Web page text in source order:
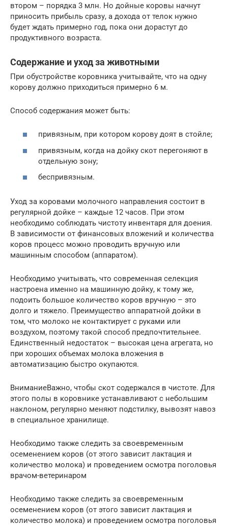
втором – порядка 3 млн. Но дойные коровы начнут
приносить прибыль сразу, а дохода от телок нужно
будет ждать примерно год, пока они дорастут до
продуктивного возраста.
Содержание и уход за животными
При обустройстве коровника учитывайте, что на одну
корову должно приходиться примерно 6 м.
Способ содержания может быть:
привязным, при котором корову доят в стойле;
привязным, когда на дойку скот перегоняют в
отдельную зону;
беспривязным.
Уход за коровами молочного направления состоит в
регулярной дойке – каждые 12 часов. При этом
необходимо соблюдать чистоту инвентаря для доения.
В зависимости от финансовых вложений и количества
коров процесс можно проводить вручную или
машинным способом (аппаратом).
Необходимо учитывать, что современная селекция
настроена именно на машинную дойку, к тому же,
подоить большое количество коров вручную – это
долго и тяжело. Преимущество аппаратной дойки в
том, что молоко не контактирует с руками или
воздухом, поэтому такой способ предпочтительнее.
Единственный недостаток – высокая цена агрегата, но
при хороших объемах молока вложения в
автоматизацию быстро окупаются.
ВниманиеВажно, чтобы скот содержался в чистоте. Для
этого полы в коровнике устанавливают с небольшим
наклоном, регулярно меняют подстилку, вывозят навоз
в специальное хранилище.
Необходимо также следить за своевременным
осеменением коров (от этого зависит лактация и
количество молока) и проведением осмотра поголовья
врачом-ветеринаром
Необходимо также следить за своевременным
осеменением коров (от этого зависит лактация и
количество молока) и проведением осмотра поголовья